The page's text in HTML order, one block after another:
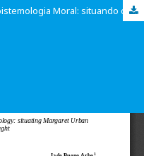
A Filosofia Feminista encontra a Epistemologia Moral: situando o pensamento de Margaret Urban Walker